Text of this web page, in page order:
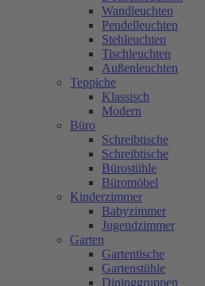
Wandleuchten
Pendelleuchten
Stehleuchten
Tischleuchten
Außenleuchten
Teppiche
Klassisch
Modern
Büro
Schreibtische
Schreibtische
Bürostühle
Büromöbel
Kinderzimmer
Babyzimmer
Jugendzimmer
Garten
Gartentische
Gartenstühle
Dininggruppen